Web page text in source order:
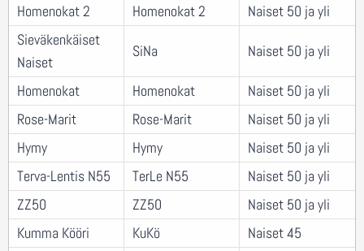
Homenokat 2 Homenokat 2
Naiset 50 ja yli
Sieväkenkäiset
Naiset
SiNa Naiset 50 ja yli
Homenokat Homenokat
Naiset 50 ja yli
Rose-Marit
Rose-Marit
Naiset 50 ja yli
Hymy
Hymy
Naiset 50 ja yli
Terva-Lentis N55
TerLe N55
Naiset 50 ja yli
ZZ50
ZZ50
Naiset 50 ja yli
Kumma Kööri
KuKö
Naiset 45